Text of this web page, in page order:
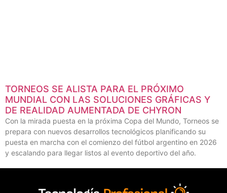
TORNEOS SE ALISTA PARA EL PRÓXIMO
MUNDIAL CON LAS SOLUCIONES GRÁFICAS Y
DE REALIDAD AUMENTADA DE CHYRON
Con la mirada puesta en la próxima Copa del Mundo, Torneos se
prepara con nuevos desarrollos tecnológicos planificando su
puesta en marcha con el comienzo del fútbol argentino en 2026
y escalando para llegar listos al evento deportivo del año.